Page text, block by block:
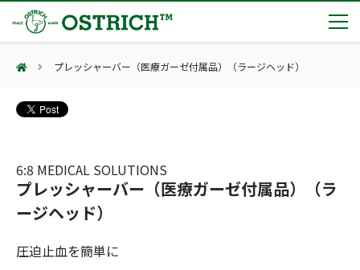
製品カテゴリー
輸血保冷庫
(Bear Avoidance)
防刃対策
(Cut Resistant)
止血・止血キット
気道管理
夏季休業のお知らせ
日本集中治療医学会 第10回東北支部学術集会 ご来場ありがとうございました！
第7回 地域×Tech東北 ご来場ありがとうございました！
オーストリッチ熊対策カタログ
会社案内
会社概要
カタログ
プレッシャーバー（医療ガーゼ付属品）（ラージヘッド）
6:8 MEDICAL SOLUTIONS
プレッシャーバー（医療ガーゼ付属品）（ラ
ージヘッド）
圧迫止血を簡単に